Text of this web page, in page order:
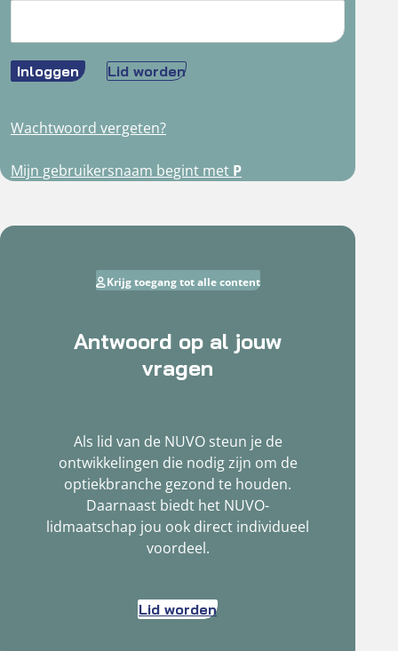
Inloggen Lid worden
Wachtwoord vergeten?
Mijn gebruikersnaam begint met P
Krijg toegang tot alle content
Antwoord op al jouw
vragen
Als lid van de NUVO steun je de
ontwikkelingen die nodig zijn om de
optiekbranche gezond te houden.
Daarnaast biedt het NUVO-
lidmaatschap jou ook direct individueel
voordeel.
Lid worden